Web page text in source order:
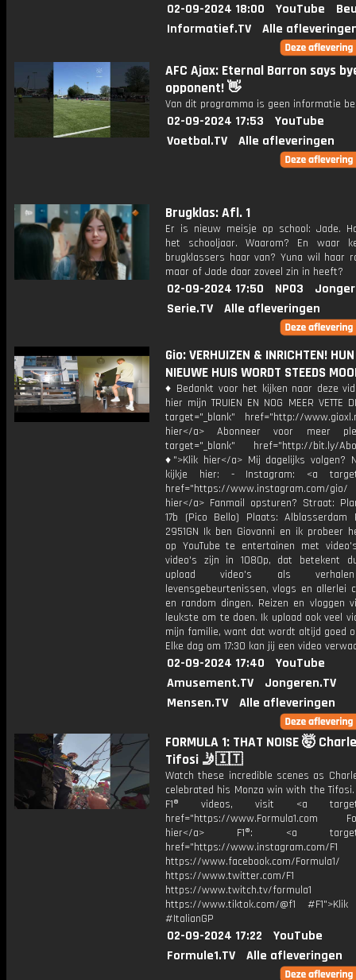
02-09-2024 18:00 YouTube
Informatief.TV
Alle
AFC Ajax: Eternal Barron says
opponent! 👋
Van dit programma is geen informatie
02-09-2024 17:53
YouTube
Voetbal.TV
Alle afleveringen
Brugklas: Afl. 1
Er is nieuw meisje op school: Jade.
het schooljaar. Waarom? En waar
brugklassers haar van? Yuna wil haar
maar of Jade daar zoveel zin in heeft?
02-09-2024 17:50 NPO3
Serie.TV
Alle afleveringen
Gio: VERHUIZEN & INRICHTEN! HUN
NIEUWE HUIS WORDT STEEDS
♦ Bedankt voor het kijken naar deze
hier mijn TRUIEN EN NOG MEER VETTE
target="_blank" href="http://
hier</a> Abonneer voor meer
target="_blank" href="http://bit.ly/
♦">Klik hier</a> Mij dagelijks volgen?
kijkje hier: - Instagram: <a
href="https://www.instagram.com/
hier</a> Fanmail opsturen? Straat:
17b (Pico Bello) Plaats: Alblasserdam
2951GN Ik ben Giovanni en ik probeer
op YouTube te entertainen met
video's zijn in 1080p, dat betekent
upload video's als
levensgebeurtenissen, vlogs en allerlei
en random dingen. Reizen en vloggen
leukste om te doen. Ik upload ook veel
mijn familie, want dat wordt altijd goed
Elke dag om 17:30 kan jij een video
02-09-2024 17:40
YouTube
Amusement.TV
Jongeren.TV
Mensen.TV
Alle afleveringen
FORMULA 1: THAT NOISE 🤯
Tifosi 🤳🇮🇹
Watch these incredible scenes as
celebrated his Monza win with the
F1® videos, visit <a
href="https://www.Formula1.com
hier</a> F1®: <a
href="https://www.instagram.com/F1
https://www.facebook.com/Formula1/
https://www.twitter.com/F1
https://www.twitch.tv/formula1
https://www.tiktok.com/@f1
#ItalianGP
02-09-2024 17:22
YouTube
Formule1.TV
Alle afleveringen